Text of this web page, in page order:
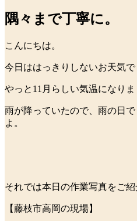
隅々まで丁寧に。
こんにちは。
今日ははっきりしないお天気で
やっと11月らしい気温になりま
雨が降っていたので、雨の日
よ。
それでは本日の作業写真をご紹
【藤枝市高岡の現場】